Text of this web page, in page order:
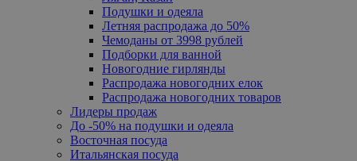
Подушки и одеяла
Летняя распродажа до 50%
Чемоданы от 3998 рублей
Подборки для ванной
Новогодние гирлянды
Распродажа новогодних елок
Распродажа новогодних товаров
Лидеры продаж
До -50% на подушки и одеяла
Восточная посуда
Итальянская посуда